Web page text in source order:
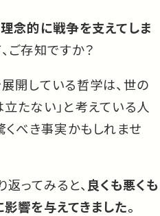
念的に戦争を支えてしま
ご存知ですか？
開している哲学は、世の
たない」と考えている人
くべき事実かもしれませ
返ってみると、 良くも悪くも
響を与えてきました。